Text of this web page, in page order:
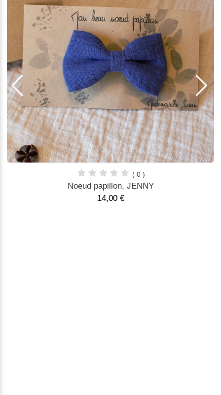
( 0 )
Noeud papillon, JENNY
14,00 €